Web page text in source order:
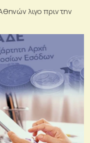
λιγο πριν την